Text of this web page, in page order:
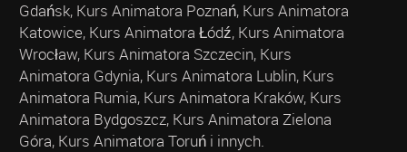
Gdańsk, Kurs Animatora Poznań, Kurs Animatora
Katowice, Kurs Animatora Łódź, Kurs Animatora
Wrocław, Kurs Animatora Szczecin, Kurs
Animatora Gdynia, Kurs Animatora Lublin, Kurs
Animatora Rumia, Kurs Animatora Kraków, Kurs
Animatora Bydgoszcz, Kurs Animatora Zielona
Góra, Kurs Animatora Toruń i innych.